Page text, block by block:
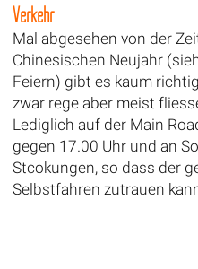
Verkehr
Mal abgesehen von der
Chinesischen Neujahr
Feiern) gibt es kaum
zwar rege aber meist
Lediglich auf der Main
gegen 17.00 Uhr und an
Stcokungen, so dass der
Selbstfahren zutrauen